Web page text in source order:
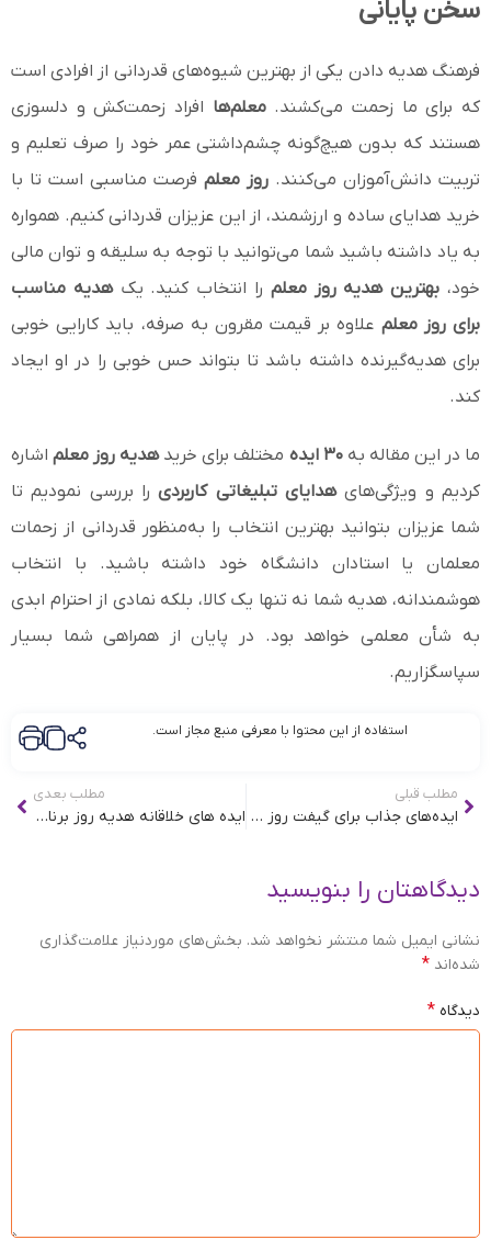
سخن پایانی
فرهنگ هدیه دادن یکی از بهترین شیوه‌های قدردانی از افرادی است
که برای ما زحمت می‌کشند.معلم‌ها افراد زحمت‌کش و دلسوزی
هستند که بدون هیچ‌گونه چشم‌داشتی عمر خود را صرف تعلیم و
تربیت دانش‌آموزان می‌کنند. روز معلم فرصت مناسبی است تا با
خرید هدایای ساده و ارزشمند، از این عزیزان قدردانی کنیم. همواره
به یاد داشته باشید شما می‌توانید با توجه به سلیقه و توان مالی
خود، بهترین هدیه روز معلم را انتخاب کنید. یکهدیه مناسب
برای روز معلم علاوه بر قیمت مقرون به صرفه، باید کارایی خوبی
برای هدیه‌گیرنده داشته باشد تا بتواند حس خوبی را در او ایجاد
کند.
ما در این مقاله به۳۰ ایده مختلف برای خریدهدیه روز معلماشاره
کردیم و ویژگی‌هایهدایای تبلیغاتی کاربردیرا بررسی نمودیم تا
شما عزیزان بتوانید بهترین انتخاب را به‌منظور قدردانی از زحمات
معلمان یا استادان دانشگاه خود داشته باشید. با انتخاب
هوشمندانه، هدیه شما نه تنها یک کالا، بلکه نمادی از احترام ابدی
به شأن معلمی خواهد بود. در پایان از همراهی شما بسیار
سپاسگزاریم.
استفاده از این محتوا با معرفی منبع مجاز است.
مطلب قبلی
ایده‌های جذاب برای گیفت روز دانشجو
مطلب بعدی
ایده های خلاقانه هدیه روز برنامه نویس
دیدگاهتان را بنویسید
نشانی ایمیل شما منتشر نخواهد شد. بخش‌های موردنیاز علامت‌گذاری
شده‌اند *
دیدگاه *